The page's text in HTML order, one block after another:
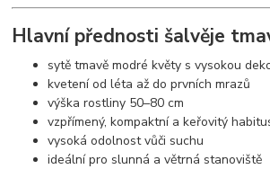
Hlavní přednosti šalvěje
sytě tmavě modré květy s vysokou
kvetení od léta až do prvních mrazů
výška rostliny 50–80 cm
vzpřímený, kompaktní a keřovitý
vysoká odolnost vůči suchu
ideální pro slunná a větrná stanoviště